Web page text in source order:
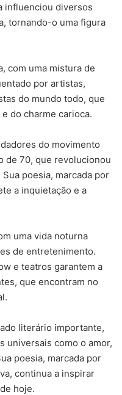
influenciou diversos
tornando-o uma figura
com uma mistura de
por artistas,
do mundo todo, que
do charme carioca.
do movimento
de 70, que revolucionou
poesia, marcada por
a inquietação e a
uma vida noturna
de entretenimento.
e teatros garantem a
que encontram no
literário importante,
universais como o amor,
poesia, marcada por
continua a inspirar
hoje.